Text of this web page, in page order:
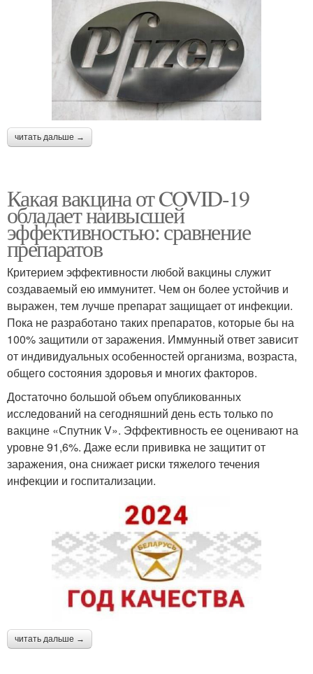
читать дальше →
Какая вакцина от COVID-19
обладает наивысшей
эффективностью: сравнение
препаратов
Критерием эффективности любой вакцины служит
создаваемый ею иммунитет. Чем он более устойчив и
выражен, тем лучше препарат защищает от инфекции.
Пока не разработано таких препаратов, которые бы на
100% защитили от заражения. Иммунный ответ зависит
от индивидуальных особенностей организма, возраста,
общего состояния здоровья и многих факторов.
Достаточно большой объем опубликованных
исследований на сегодняшний день есть только по
вакцине «Спутник V». Эффективность ее оценивают на
уровне 91,6%. Даже если прививка не защитит от
заражения, она снижает риски тяжелого течения
инфекции и госпитализации.
читать дальше →